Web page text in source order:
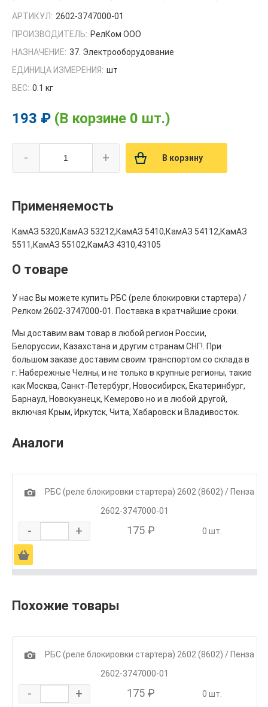
АРТИКУЛ: 2602-3747000-01
ПРОИЗВОДИТЕЛЬ: РелКом ООО
НАЗНАЧЕНИЕ: 37. Электрооборудование
ЕДИНИЦА ИЗМЕРЕНИЯ: шт
ВЕС: 0.1 кг
193 ₽ (В корзине 0 шт.)
- + В корзину
Применяемость
КамАЗ 5320,КамАЗ 53212,КамАЗ 5410,КамАЗ 54112,КамАЗ
5511,КамАЗ 55102,КамАЗ 4310,43105
О товаре
У нас Вы можете купить РБС (реле блокировки стартера) /
Релком 2602-3747000-01. Поставка в кратчайшие сроки.
Мы доставим вам товар в любой регион России,
Белоруссии, Казахстана и другим странам СНГ!. При
большом заказе доставим своим транспортом со склада в
г. Набережные Челны, и не только в крупные регионы, такие
как Москва, Санкт-Петербург, Новосибирск, Екатеринбург,
Барнаул, Новокузнецк, Кемерово но и в любой другой,
включая Крым, Иркутск, Чита, Хабаровск и Владивосток.
Аналоги
1
РБС (реле блокировки стартера) 2602 (8602) / Пенза
2602-3747000-01
- + 175 ₽ 0 шт.
Ä
Похожие товары
1
РБС (реле блокировки стартера) 2602 (8602) / Пенза
2602-3747000-01
- + 175 ₽ 0 шт.